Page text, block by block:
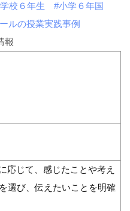
校６年生
#小学６年国
ルの授業実践事例
報
じて、感じたことや考え
選び、伝えたいことを明確